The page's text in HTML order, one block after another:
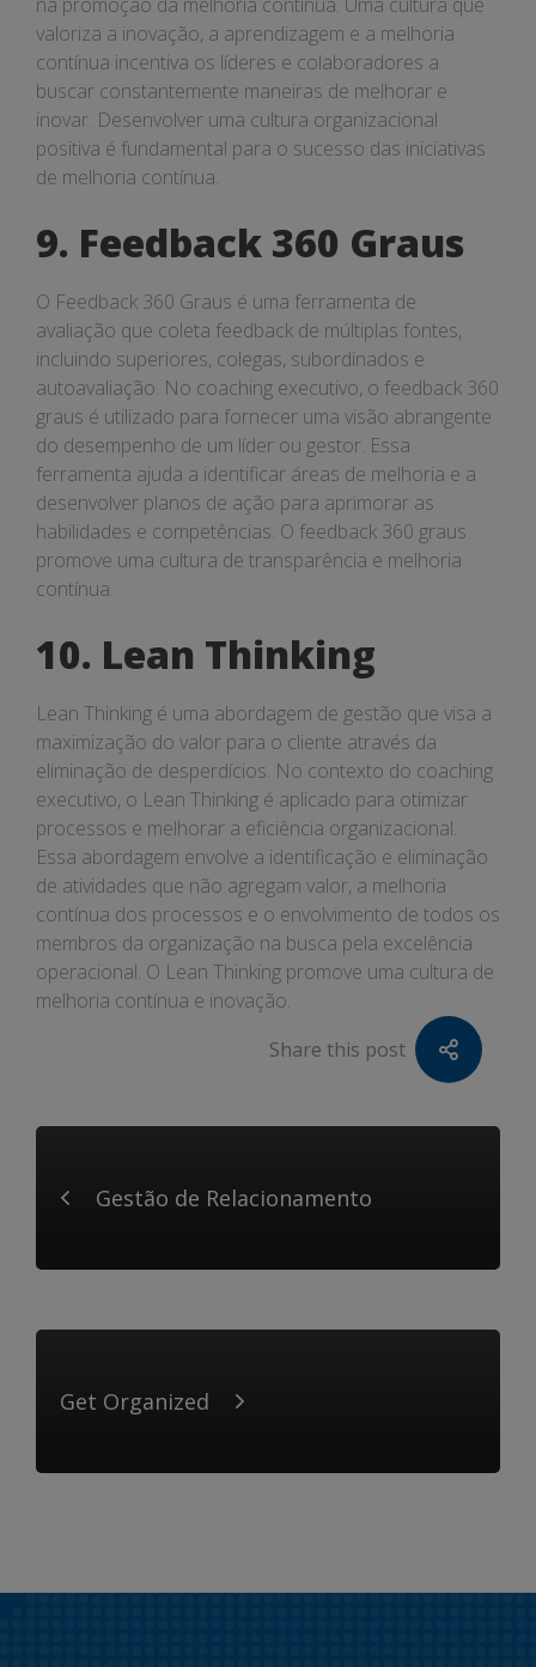
valoriza a inovação, a aprendizagem e a melhoria
contínua incentiva os líderes e colaboradores a
buscar constantemente maneiras de melhorar e
inovar. Desenvolver uma cultura organizacional
positiva é fundamental para o sucesso das iniciativas
de melhoria contínua.
9. Feedback 360 Graus
O Feedback 360 Graus é uma ferramenta de
avaliação que coleta feedback de múltiplas fontes,
incluindo superiores, colegas, subordinados e
autoavaliação. No coaching executivo, o feedback 360
graus é utilizado para fornecer uma visão abrangente
do desempenho de um líder ou gestor. Essa
ferramenta ajuda a identificar áreas de melhoria e a
desenvolver planos de ação para aprimorar as
habilidades e competências. O feedback 360 graus
promove uma cultura de transparência e melhoria
contínua.
10. Lean Thinking
Lean Thinking é uma abordagem de gestão que visa a
maximização do valor para o cliente através da
eliminação de desperdícios. No contexto do coaching
executivo, o Lean Thinking é aplicado para otimizar
processos e melhorar a eficiência organizacional.
Essa abordagem envolve a identificação e eliminação
de atividades que não agregam valor, a melhoria
contínua dos processos e o envolvimento de todos os
membros da organização na busca pela excelência
operacional. O Lean Thinking promove uma cultura de
melhoria contínua e inovação.
Share this post
Gestão de Relacionamento
Get Organized